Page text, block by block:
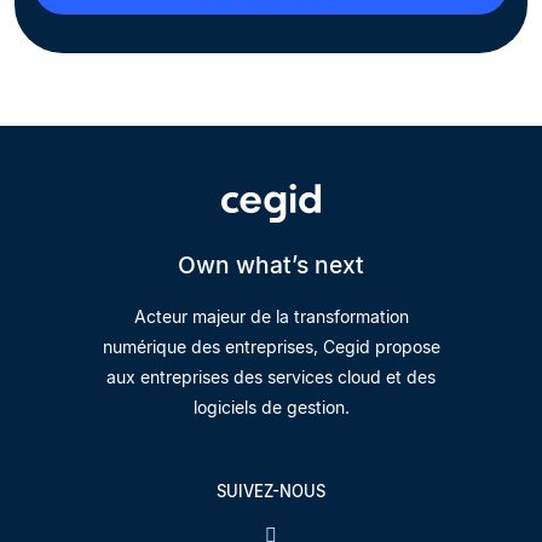
Own what’s next
Acteur majeur de la transformation
numérique des entreprises, Cegid propose
aux entreprises des services cloud et des
logiciels de gestion.
SUIVEZ-NOUS